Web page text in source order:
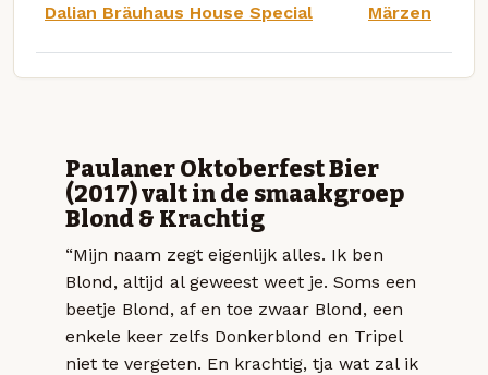
Dalian Bräuhaus House Special Märzen
Paulaner Oktoberfest Bier
(2017) valt in de smaakgroep
Blond & Krachtig
“Mijn naam zegt eigenlijk alles. Ik ben
Blond, altijd al geweest weet je. Soms een
beetje Blond, af en toe zwaar Blond, een
enkele keer zelfs Donkerblond en Tripel
niet te vergeten. En krachtig, tja wat zal ik